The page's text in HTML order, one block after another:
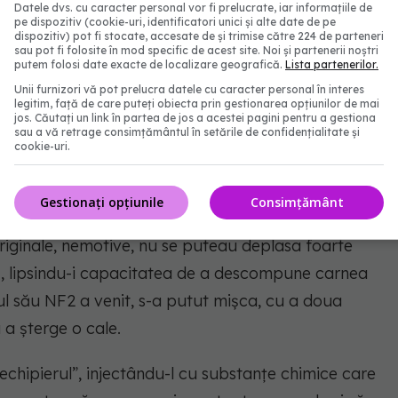
concurenții, în schimb a fost înarmat cu o
importante de citire a genelor din propriile celule,
către inimă.
ultim studiu cercetătorii au făcut schimb de
acționeze un pic mai mult ca și coechipierul său.
pe șoareci pentru a le urmări patologia.
nemotive, nu se puteau deplasa foarte
i capacitatea de a descompune carnea
său NF2 a venit, s-a putut mișca, cu a doua
șterge o cale.
injectându-l cu substanțe chimice care
Datele dvs. cu caracter personal vor fi prelucrate, iar informațiile de
pe dispozitiv (cookie-uri, identificatori unici și alte date de pe
dispozitiv) pot fi stocate, accesate de și trimise către 224 de parteneri
sau pot fi folosite în mod specific de acest site. Noi și partenerii noștri
putem folosi date exacte de localizare geografică. Lista partenerilor.
Unii furnizori vă pot prelucra datele cu caracter personal în interes
legitim, față de care puteți obiecta prin gestionarea opțiunilor de mai
jos. Căutați un link în partea de jos a acestei pagini pentru a gestiona
sau a vă retrage consimțământul în setările de confidențialitate și
cookie-uri.
Consimțământ
Gestionați opțiunile